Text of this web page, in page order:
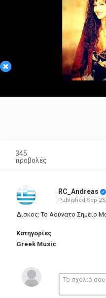
×
345
προβολές
RC_Andreas
Published Sep
Δίσκος: Το Αδύνατο Σημείο
Κατηγορίες
Greek Music